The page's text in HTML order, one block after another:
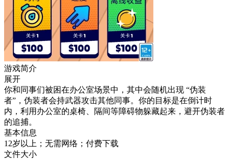
游戏简介
展开
你和同事们被困在办公室场景中，其中会随机出现 “伪装
者”，伪装者会持武器攻击其他同事。你的目标是在倒计时
内，利用办公室的桌椅、隔间等障碍物躲藏起来，避开伪装者
的追捕。
基本信息
12岁以上；无需网络；付费下载
文件大小